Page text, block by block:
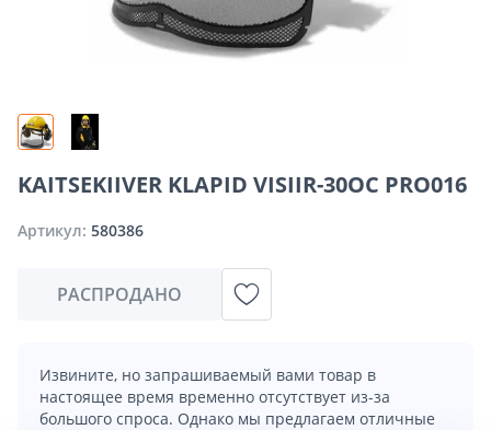
KAITSEKIIVER KLAPID VISIIR-30OC PRO016
Артикул: 580386
РАСПРОДАНО
Извините, но запрашиваемый вами товар в
настоящее время временно отсутствует из-за
большого спроса. Однако мы предлагаем отличные